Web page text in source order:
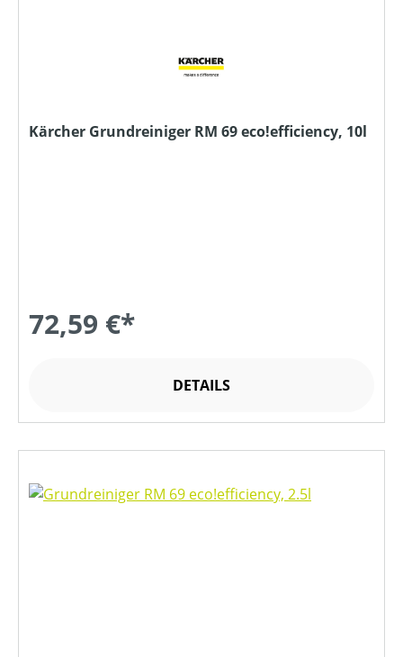
Kärcher Grundreiniger RM 69 eco!efficiency, 10l
72,59 €*
DETAILS